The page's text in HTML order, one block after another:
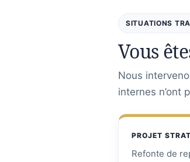
SITUATIONS
Vous
Nous
internes n’ont
PROJET
Refonte de